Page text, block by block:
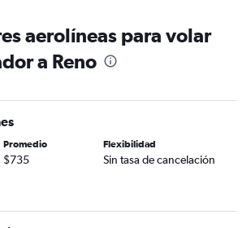
aerolíneas para volar
a Reno
Promedio
$735
Flexibilidad
Sin tasa de cancelación